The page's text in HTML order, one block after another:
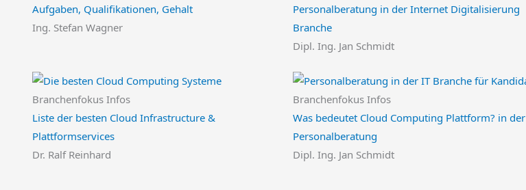
Aufgaben, Qualifikationen, Gehalt
Ing. Stefan Wagner
Personalberatung in der Internet Digitalisierung
Branche
Dipl. Ing. Jan Schmidt
Branchenfokus Infos
Liste der besten Cloud Infrastructure &
Plattformservices
Dr. Ralf Reinhard
Branchenfokus Infos
Was bedeutet Cloud Computing Plattform? in der
Personalberatung
Dipl. Ing. Jan Schmidt